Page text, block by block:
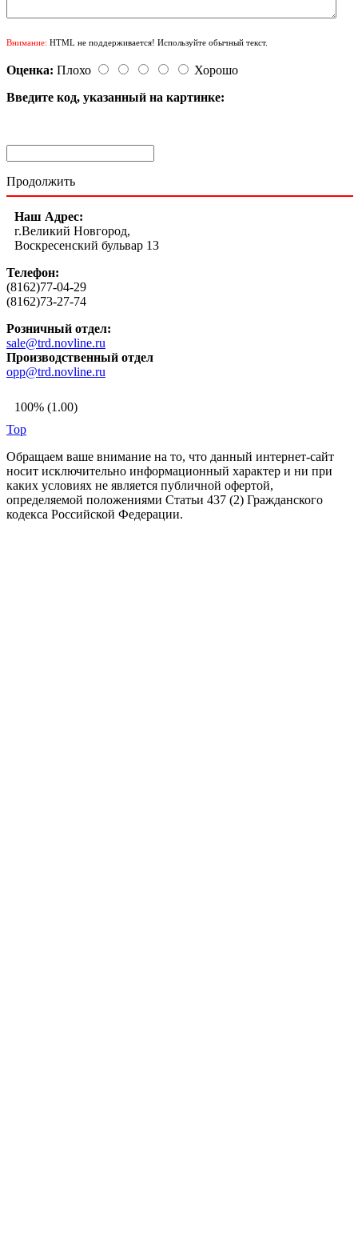
Внимание: HTML не поддерживается! Используйте обычный текст.
Оценка: Плохо
Хорошо
Введите код, указанный на картинке:
Продолжить
Наш Адрес:
г.Великий Новгород,
Воскресенский бульвар 13
Телефон:
(8162)77-04-29
(8162)73-27-74
Розничный отдел:
sale@trd.novline.ru
Производственный отдел
opp@trd.novline.ru
100% (1.00)
Top
Обращаем ваше внимание на то, что данный интернет-сайт
носит исключительно информационный характер и ни при
каких условиях не является публичной офертой,
определяемой положениями Статьи 437 (2) Гражданского
кодекса Российской Федерации.